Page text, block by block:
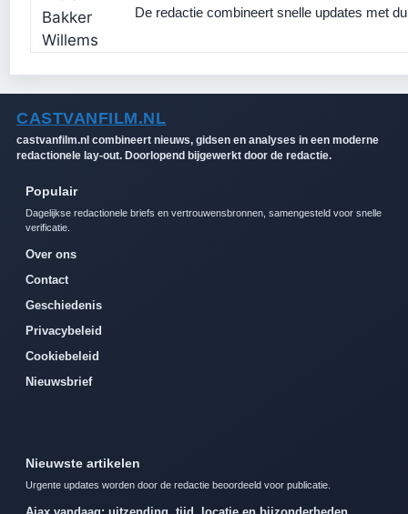
De redactie combineert snelle updates met
CASTVANFILM.NL
castvanfilm.nl combineert nieuws, gidsen en analyses in een moderne
redactionele lay-out. Doorlopend bijgewerkt door de redactie.
Populair
Dagelijkse redactionele briefs en vertrouwensbronnen, samengesteld voor snelle
verificatie.
Over ons
Contact
Geschiedenis
Privacybeleid
Cookiebeleid
Nieuwsbrief
Nieuwste artikelen
Urgente updates worden door de redactie beoordeeld voor publicatie.